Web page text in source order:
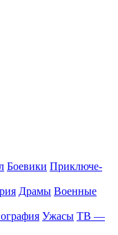
Бое­ви­ки При­клю­че­
Дра­мы Во­ен­ные
Ужа­сы ТВ —